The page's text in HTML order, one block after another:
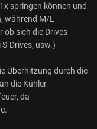
springen können und
während M/L-
ob sich die Drives
Drives, usw.)
Überhitzung durch die
die Kühler
da